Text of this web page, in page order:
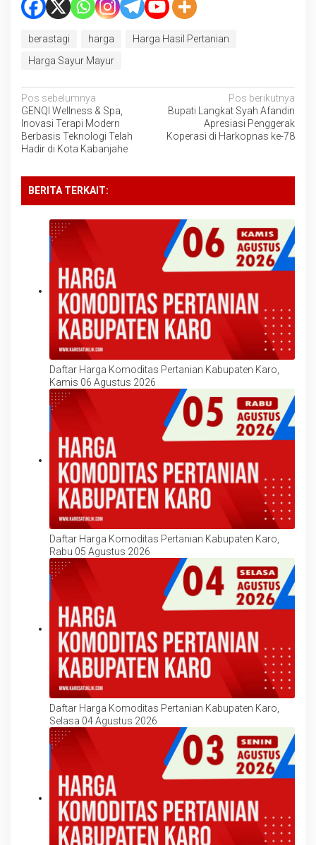
berastagi harga
Harga Hasil Pertanian
Harga Sayur Mayur
Navigasi
pos
Pos sebelumnya
GENQI Wellness & Spa,
Inovasi Terapi Modern
Berbasis Teknologi Telah
Hadir di Kota Kabanjahe
Pos berikutnya
Bupati Langkat Syah Afandin
Apresiasi Penggerak
Koperasi di Harkopnas ke-78
BERITA TERKAIT:
Daftar Harga Komoditas Pertanian Kabupaten Karo,
Kamis 06 Agustus 2026
Daftar Harga Komoditas Pertanian Kabupaten Karo,
Rabu 05 Agustus 2026
Daftar Harga Komoditas Pertanian Kabupaten Karo,
Selasa 04 Agustus 2026